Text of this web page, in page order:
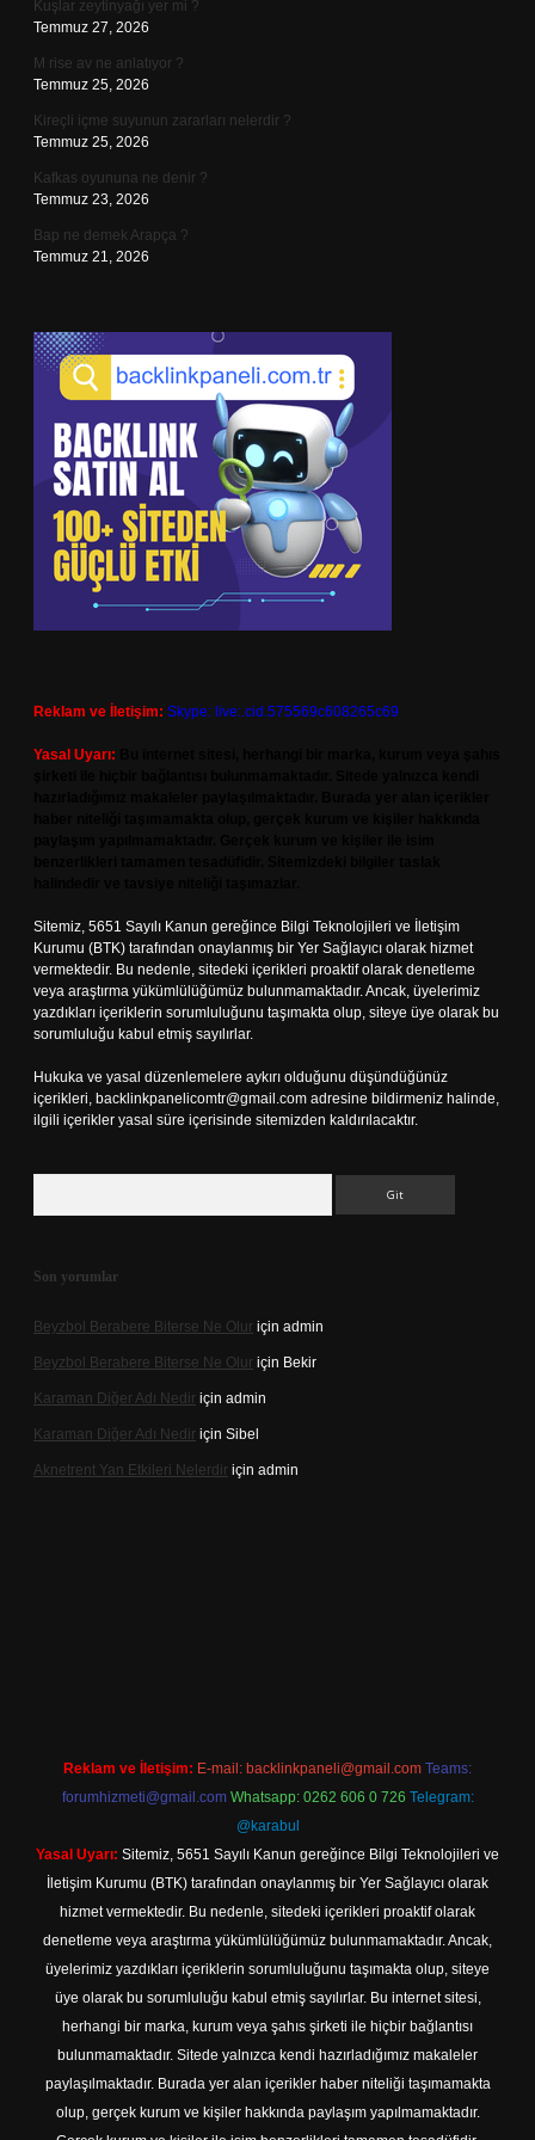
Kuşlar zeytinyağı yer mi ?
Temmuz 27, 2026
M rise av ne anlatıyor ?
Temmuz 25, 2026
Kireçli içme suyunun zararları nelerdir ?
Temmuz 25, 2026
Kafkas oyununa ne denir ?
Temmuz 23, 2026
Bap ne demek Arapça ?
Temmuz 21, 2026
Reklam ve İletişim: Skype: live:.cid.575569c608265c69
Yasal Uyarı:
Sitemiz, 5651 Sayılı Kanun gereğince Bilgi Teknolojileri ve İletişim
Kurumu (BTK) tarafından onaylanmış bir Yer Sağlayıcı olarak hizmet
vermektedir. Bu nedenle, sitedeki içerikleri proaktif olarak denetleme
veya araştırma yükümlülüğümüz bulunmamaktadır. Ancak, üyelerimiz
yazdıkları içeriklerin sorumluluğunu taşımakta olup, siteye üye olarak bu
sorumluluğu kabul etmiş sayılırlar.
Hukuka ve yasal düzenlemelere aykırı olduğunu düşündüğünüz
içerikleri, backlinkpanelicomtr@gmail.com adresine bildirmeniz halinde,
ilgili içerikler yasal süre içerisinde sitemizden kaldırılacaktır.
Son yorumlar
Beyzbol Berabere Biterse Ne Olur için admin
Beyzbol Berabere Biterse Ne Olur için Bekir
Karaman Diğer Adı Nedir için admin
Karaman Diğer Adı Nedir için Sibel
Aknetrent Yan Etkileri Nelerdir için admin
Reklam ve İletişim: E-mail: backlinkpaneli@gmail.com Teams:
forumhizmeti@gmail.com Whatsapp: 0262 606 0 726 Telegram:
@karabul
Yasal Uyarı: Sitemiz, 5651 Sayılı Kanun gereğince Bilgi Teknolojileri ve
İletişim Kurumu (BTK) tarafından onaylanmış bir Yer Sağlayıcı olarak
hizmet vermektedir. Bu nedenle, sitedeki içerikleri proaktif olarak
denetleme veya araştırma yükümlülüğümüz bulunmamaktadır. Ancak,
üyelerimiz yazdıkları içeriklerin sorumluluğunu taşımakta olup, siteye
üye olarak bu sorumluluğu kabul etmiş sayılırlar. Bu internet sitesi,
herhangi bir marka, kurum veya şahıs şirketi ile hiçbir bağlantısı
bulunmamaktadır. Sitede yalnızca kendi hazırladığımız makaleler
paylaşılmaktadır. Burada yer alan içerikler haber niteliği taşımamakta
olup, gerçek kurum ve kişiler hakkında paylaşım yapılmamaktadır.